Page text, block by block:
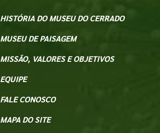
HISTÓRIA DO MUSEU DO CERRADO
MUSEU DE PAISAGEM
MISSÃO, VALORES E OBJETIVOS
EQUIPE
FALE CONOSCO
MAPA DO SITE